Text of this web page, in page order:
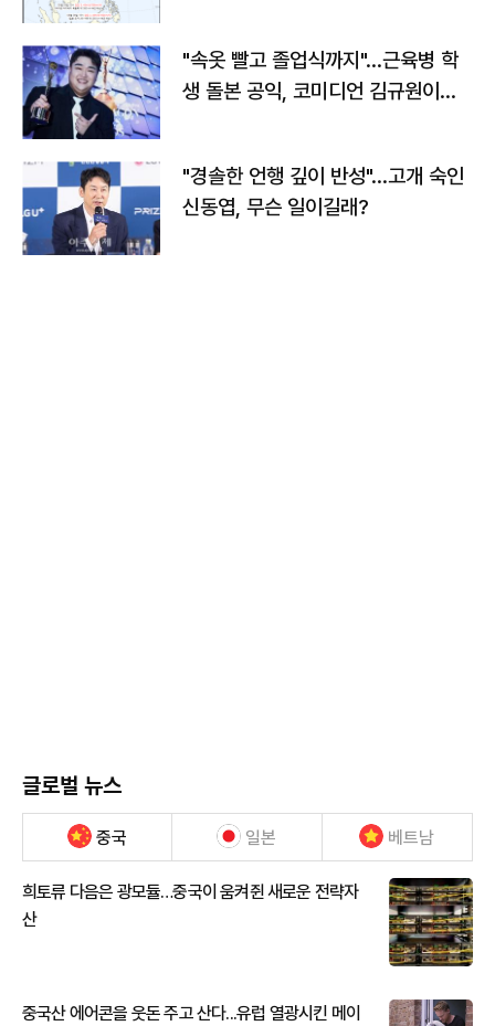
"속옷 빨고 졸업식까지"…근육병 학
생 돌본 공익, 코미디언 김규원이었
"경솔한 언행 깊이 반성"…고개 숙인
신동엽, 무슨 일이길래?
글로벌 뉴스
중국 일본 베트남
희토류 다음은 광모듈…중국이 움켜쥔 새로운 전략자
산
중국산 에어콘을 웃돈 주고 산다...유럽 열광시킨 메이